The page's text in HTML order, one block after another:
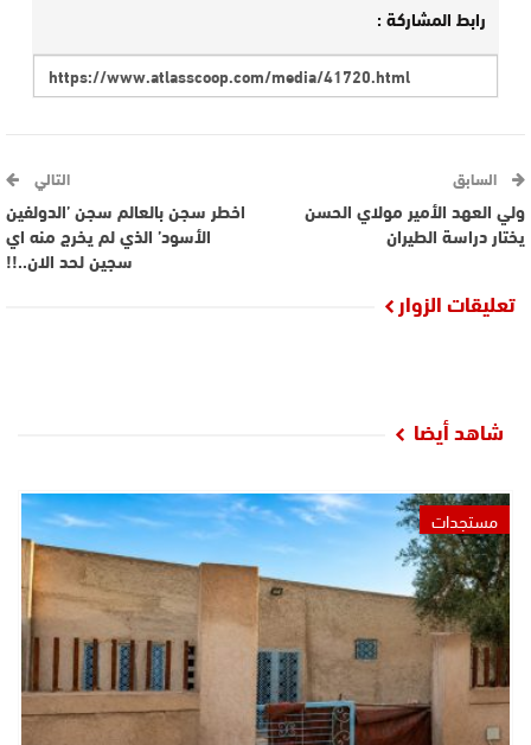
رابط المشاركة :
السابق
ولي العهد الأمير مولاي الحسن
يختار دراسة الطيران
التالي
اخطر سجن بالعالم سجن ’الدولفين
الأسود’ الذي لم يخرج منه اي
سجين لحد الان..!!
تعليقات الزوار
شاهد أيضا
مستجدات